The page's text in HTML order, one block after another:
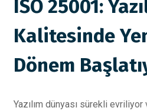
ISO 25001:
Kalitesinde
Dönem
Yazılım dünyası sürekli